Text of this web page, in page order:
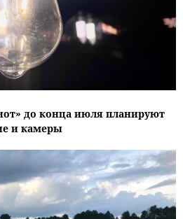
до конца июля планируют
и камеры